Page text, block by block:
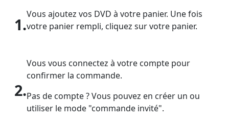
1.
Vous ajoutez vos DVD à votre panier. Une fois
votre panier rempli, cliquez sur votre panier.
2.
Vous vous connectez à votre compte pour
confirmer la commande.
Pas de compte ? Vous pouvez en créer un ou
utiliser le mode "commande invité".